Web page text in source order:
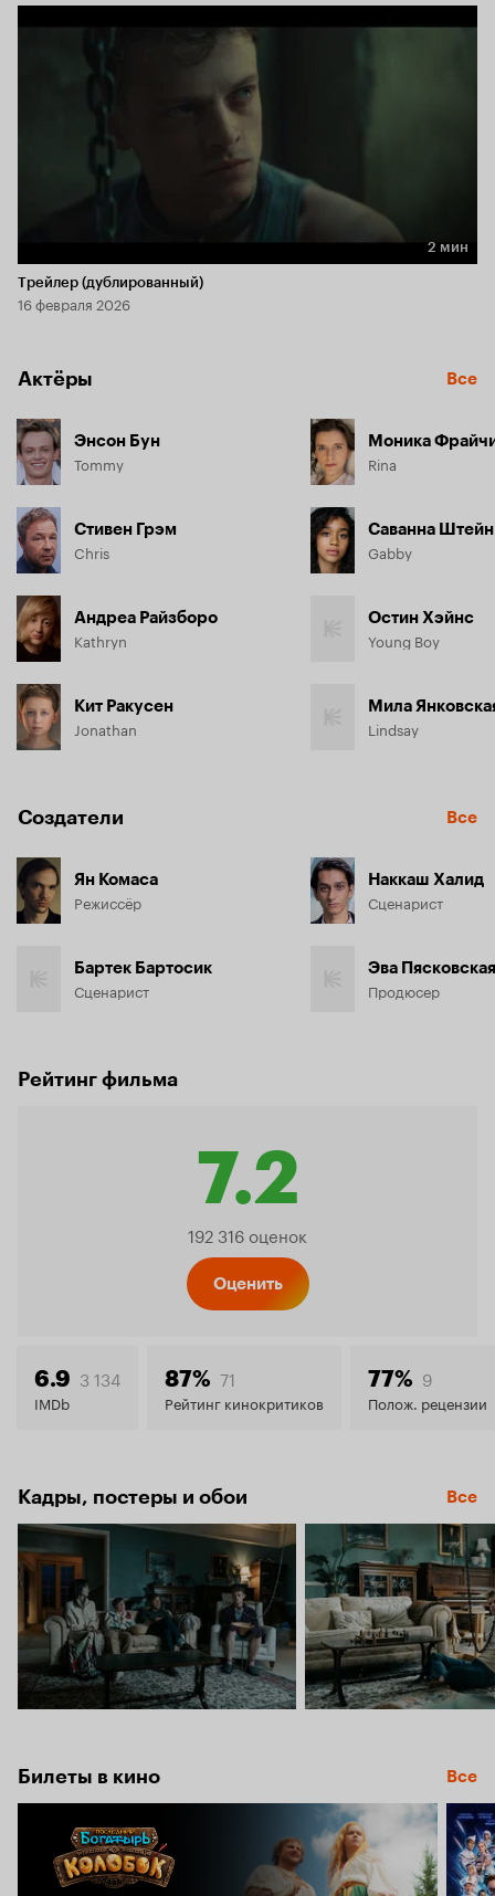
Длительность 2 мин
2 мин
Трейлер (дублированный)
16 февраля 2026
Актёры Все
Энсон Бун
Tommy
Стивен Грэм
Chris
Андреа Райзборо
Kathryn
Кит Ракусен
Jonathan
Моника
Rina
Саванна Штейн
Gabby
Остин Хэйнс
Young Boy
Мила
Lindsay
Создатели Все
Ян Комаса
Режиссёр
Бартек Бартосик
Сценарист
Наккаш Халид
Сценарист
Эва Пясковская
Продюсер
Рейтинг фильма
7.2
Рейтинг
7.2
192 316 оценок
Оценить
6.9 3 134
IMDb
87% 71
Рейтинг кинокритиков
77% 9
Полож. рецензии
Кадры, постеры и обои Все
Билеты в кино Все